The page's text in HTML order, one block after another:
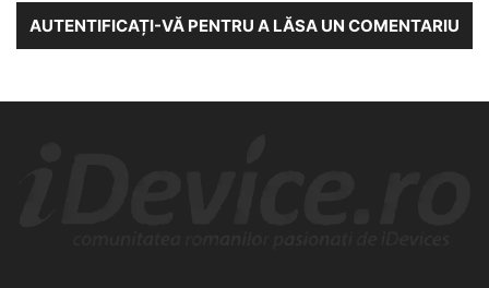
AUTENTIFICAȚI-VĂ PENTRU A LĂSA UN COMENTARIU